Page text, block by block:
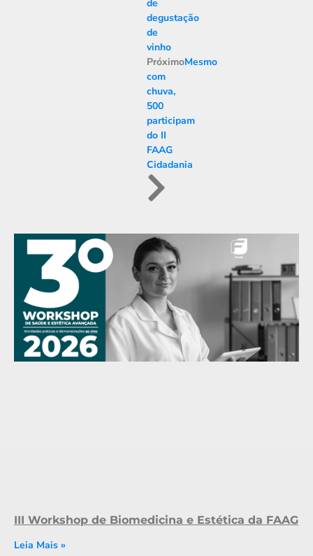
de
degustação
de
vinho
PróximoMesmo
com
chuva,
500
participam
do II
FAAG
Cidadania
III Workshop de Biomedicina e Estética da FAAG
Leia Mais »